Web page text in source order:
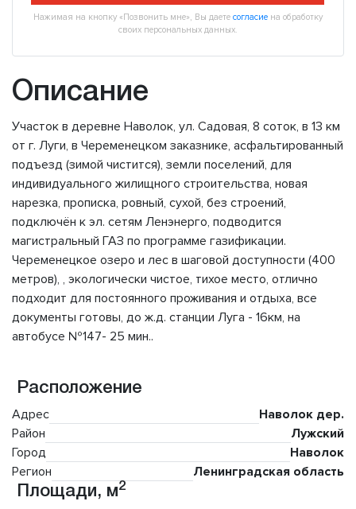
Нажимая на кнопку «Позвонить мне», Вы даете согласие на обработку
своих персональных данных.
Описание
Участок в деревне Наволок, ул. Садовая, 8 соток, в 13 км
от г. Луги, в Череменецком заказнике, асфальтированный
подъезд (зимой чистится), земли поселений, для
индивидуального жилищного строительства, новая
нарезка, прописка, ровный, сухой, без строений,
подключён к эл. сетям Ленэнерго, подводится
магистральный ГАЗ по программе газификации.
Череменецкое озеро и лес в шаговой доступности (400
метров), , экологически чистое, тихое место, отлично
подходит для постоянного проживания и отдыха, все
документы готовы, до ж.д. станции Луга - 16км, на
автобусе №147- 25 мин..
Расположение
Адрес
Наволок дер.
Район
Лужский
Город
Наволок
Регион
Ленинградская область
Площади, м2